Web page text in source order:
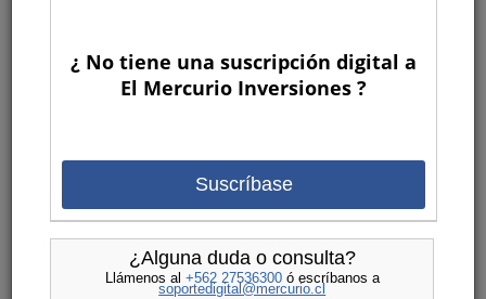
¿ No tiene una suscripción digital a
El Mercurio Inversiones ?
Suscríbase
¿Alguna duda o consulta?
Llámenos al +562 27536300ó escríbanos a
soportedigital@mercurio.cl